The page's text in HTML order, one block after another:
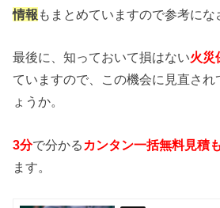
情報 もまとめていますので参考にな
最後に、知っておいて損はない火災
ていますので、この機会に見直され
ょうか。
3分で分かる カンタン一括無料見積
ます。